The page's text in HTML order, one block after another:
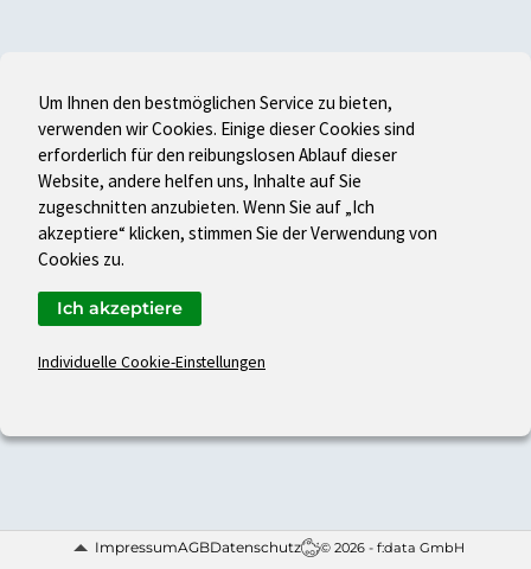
ImpressumAGBDatenschutz © 2026 - f:data GmbH
Um Ihnen den bestmöglichen Service zu bieten,
verwenden wir Cookies. Einige dieser Cookies sind
erforderlich für den reibungslosen Ablauf dieser
Website, andere helfen uns, Inhalte auf Sie
zugeschnitten anzubieten. Wenn Sie auf „Ich
akzeptiere“ klicken, stimmen Sie der Verwendung von
Cookies zu.
Individuelle Cookie-Einstellungen
Ich akzeptiere